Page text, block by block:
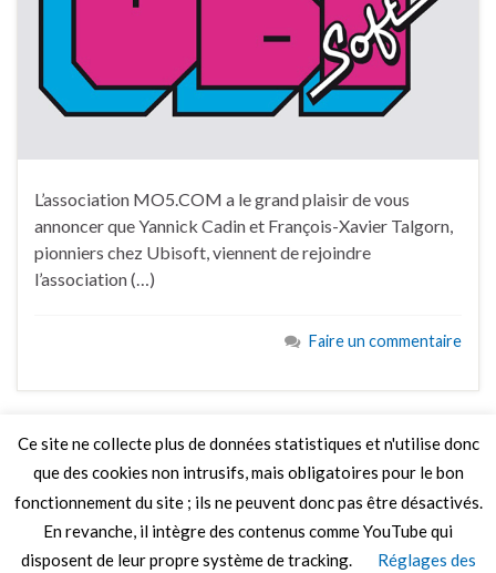
L’association MO5.COM a le grand plaisir de vous
annoncer que Yannick Cadin et François-Xavier Talgorn,
pionniers chez Ubisoft, viennent de rejoindre
l’association (…)
Faire un commentaire
LIRE PLUS
Ce site ne collecte plus de données statistiques et n'utilise donc
que des cookies non intrusifs, mais obligatoires pour le bon
fonctionnement du site ; ils ne peuvent donc pas être désactivés.
En revanche, il intègre des contenus comme YouTube qui
disposent de leur propre système de tracking.
Réglages des